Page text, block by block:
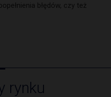
błędów, czy też
rynku